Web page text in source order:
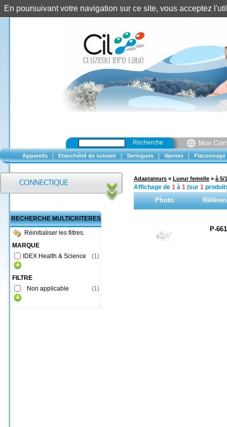
Recherche
Appareils Etanchéité de solvant Seringues Vannes Flaconnage
RECHERCHE MULTICRITERES
Réinitialiser les filtres.
MARQUE
IDEX Health & Science
(1)
FILTRE
Non applicable
(1)
Adaptateurs » Lueur femelle » à 5/
Affichage de 1 à 1 (sur 1
Photo
P-661
En poursuivant votre navigation sur ce site, vous acceptez